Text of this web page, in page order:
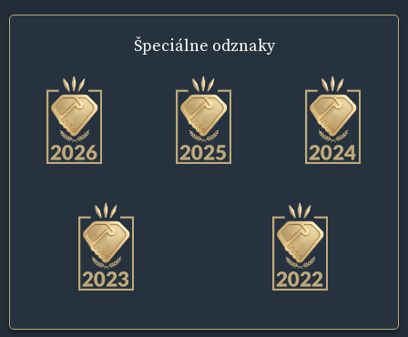
Špeciálne odznaky